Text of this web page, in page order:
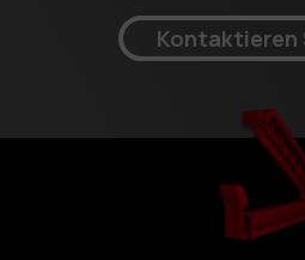
Kontaktieren